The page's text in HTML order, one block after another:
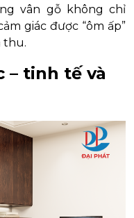
vân gỗ không chỉ
giác được “ôm ấp”
thu.
– tinh tế và